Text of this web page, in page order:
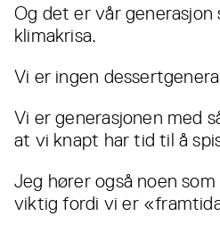
Og det er vår generasjon
klimakrisa.
Vi er ingen
Vi er generasjonen med
at vi knapt har tid til å
Jeg hører også noen
viktig fordi vi er